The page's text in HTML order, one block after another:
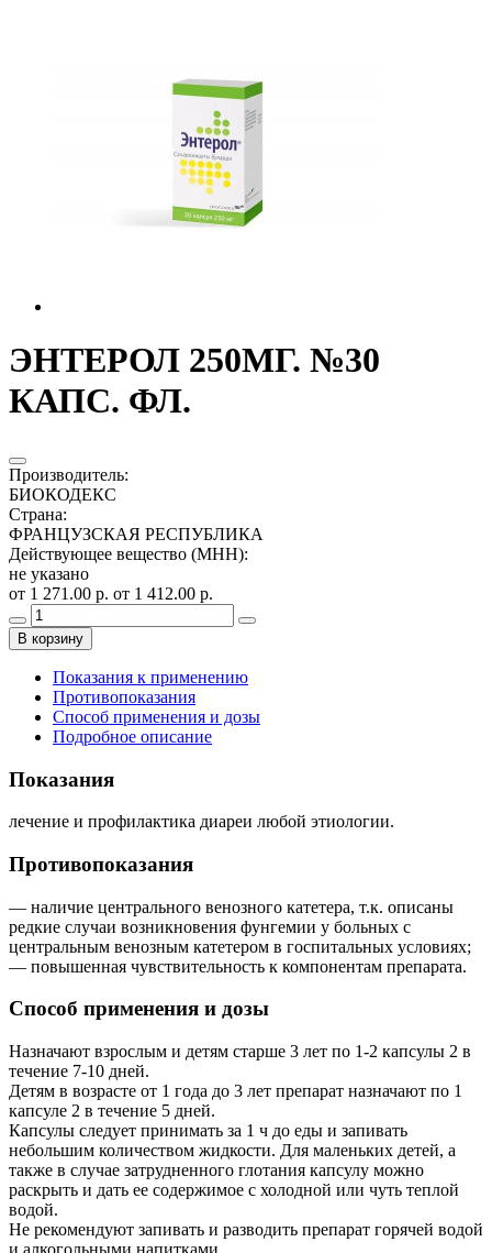
ЭНТЕРОЛ 250МГ. №30
КАПС. ФЛ.
Производитель:
БИОКОДЕКС
Страна:
ФРАНЦУЗСКАЯ РЕСПУБЛИКА
Действующее вещество (МНН):
не указано
от 1 271.00 р. от 1 412.00 р.
В корзину
Показания к применению
Противопоказания
Способ применения и дозы
Подробное описание
Показания
лечение и профилактика диареи любой этиологии.
Противопоказания
— наличие центрального венозного катетера, т.к. описаны
редкие случаи возникновения фунгемии у больных с
центральным венозным катетером в госпитальных условиях;
— повышенная чувствительность к компонентам препарата.
Способ применения и дозы
Назначают взрослым и детям старше 3 лет по 1-2 капсулы 2 в
течение 7-10 дней.
Детям в возрасте от 1 года до 3 лет препарат назначают по 1
капсуле 2 в течение 5 дней.
Капсулы следует принимать за 1 ч до еды и запивать
небольшим количеством жидкости. Для маленьких детей, а
также в случае затрудненного глотания капсулу можно
раскрыть и дать ее содержимое с холодной или чуть теплой
водой.
Не рекомендуют запивать и разводить препарат горячей водой